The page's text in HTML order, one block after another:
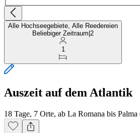
Alle Hochseegebiete, Alle Reedereien
Beliebiger Zeitraum 2
1
Auszeit auf dem Atlantik
18 Tage, 7 Orte, ab La Romana bis